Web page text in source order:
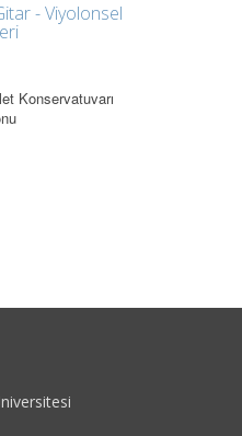
- Viyolonsel
Konservatuvarı